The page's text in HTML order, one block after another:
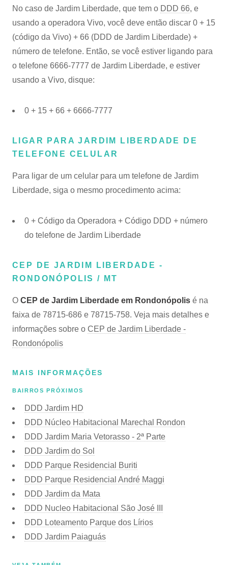
No caso de Jardim Liberdade, que tem o DDD 66, e
usando a operadora Vivo, você deve então discar 0 + 15
(código da Vivo) + 66 (DDD de Jardim Liberdade) +
número de telefone. Então, se você estiver ligando para
o telefone 6666-7777 de Jardim Liberdade, e estiver
usando a Vivo, disque:
0 + 15 + 66 + 6666-7777
LIGAR PARA JARDIM LIBERDADE DE
TELEFONE CELULAR
Para ligar de um celular para um telefone de Jardim
Liberdade, siga o mesmo procedimento acima:
0 + Código da Operadora + Código DDD + número
do telefone de Jardim Liberdade
CEP DE JARDIM LIBERDADE -
RONDONÓPOLIS / MT
O CEP de Jardim Liberdade em Rondonópolis é na
faixa de 78715-686 e 78715-758. Veja mais detalhes e
informações sobre o CEP de Jardim Liberdade -
Rondonópolis
MAIS INFORMAÇÕES
BAIRROS PRÓXIMOS
DDD Jardim HD
DDD Núcleo Habitacional Marechal Rondon
DDD Jardim Maria Vetorasso - 2ª Parte
DDD Jardim do Sol
DDD Parque Residencial Buriti
DDD Parque Residencial André Maggi
DDD Jardim da Mata
DDD Nucleo Habitacional São José III
DDD Loteamento Parque dos Lírios
DDD Jardim Paiaguás